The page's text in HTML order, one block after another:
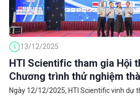
13/12/2025
HTI Scientific tham gia Hội
Chương trình thử nghiệm
sánh liên phòng thí nghiệm
Ngày 12/12/2025, HTI Scientific vinh dự